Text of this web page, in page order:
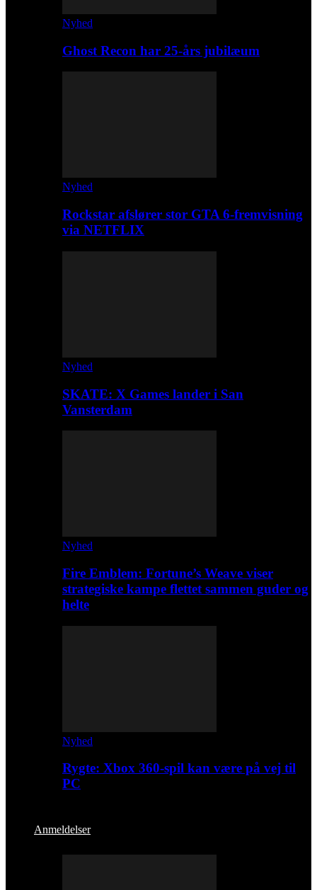
Nyhed
Ghost Recon har 25-års jubilæum
Nyhed
Rockstar afslører stor GTA 6-fremvisning
via NETFLIX
Nyhed
SKATE: X Games lander i San
Vansterdam
Nyhed
Fire Emblem: Fortune’s Weave viser
strategiske kampe flettet sammen guder og
helte
Nyhed
Rygte: Xbox 360-spil kan være på vej til
PC
Anmeldelser